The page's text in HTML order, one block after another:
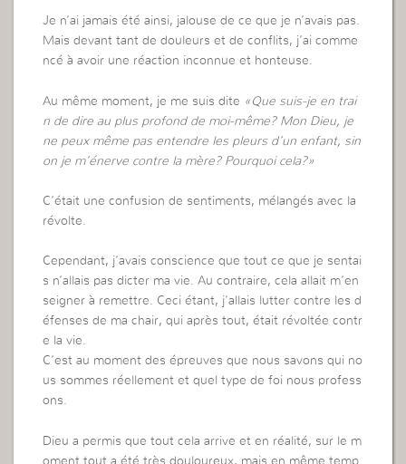
Je n’ai jamais été ainsi, jalouse de ce que je n’avais pas.
Mais devant tant de douleurs et de conflits, j’ai comme
ncé à avoir une réaction inconnue et honteuse.
Au même moment, je me suis dite «Que suis-je en trai
n de dire au plus profond de moi-même? Mon Dieu, je
ne peux même pas entendre les pleurs d’un enfant, sin
on je m’énerve contre la mère? Pourquoi cela?»
C’était une confusion de sentiments, mélangés avec la
révolte.
Cependant, j’avais conscience que tout ce que je sentai
s n’allais pas dicter ma vie. Au contraire, cela allait m’en
seigner à remettre. Ceci étant, j’allais lutter contre les d
éfenses de ma chair, qui après tout, était révoltée contr
e la vie.
C’est au moment des épreuves que nous savons qui no
us sommes réellement et quel type de foi nous profess
ons.
Dieu a permis que tout cela arrive et en réalité, sur le m
oment tout a été très douloureux, mais en même temp